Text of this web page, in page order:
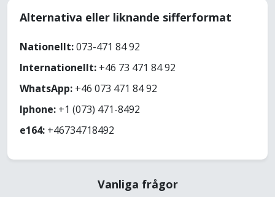
Alternativa eller liknande sifferformat
Nationellt:073-471 84 92
Internationellt: +46 73 471 84 92
WhatsApp: +46 073 471 84 92
Iphone: +1 (073) 471-8492
e164: +46734718492
Vanliga frågor